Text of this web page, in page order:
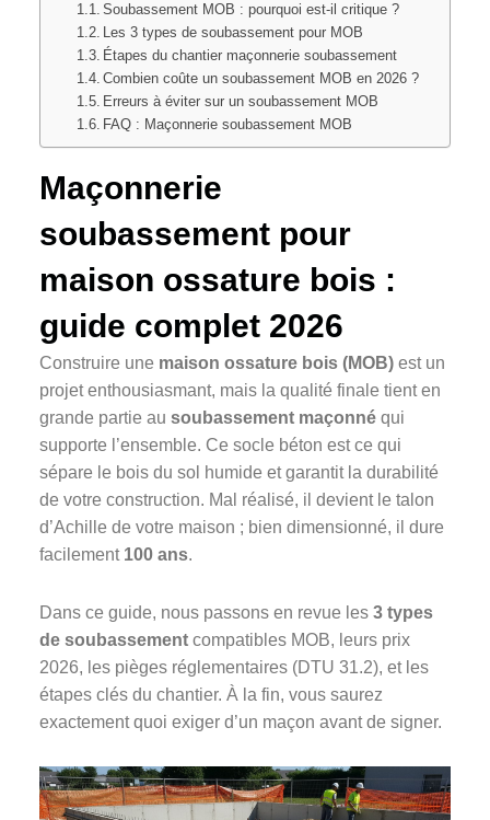
Soubassement MOB : pourquoi est-il critique ?
Les 3 types de soubassement pour MOB
Étapes du chantier maçonnerie soubassement
Combien coûte un soubassement MOB en 2026 ?
Erreurs à éviter sur un soubassement MOB
FAQ : Maçonnerie soubassement MOB
Maçonnerie
soubassement pour
maison ossature bois :
guide complet 2026
Construire une maison ossature bois (MOB) est un
projet enthousiasmant, mais la qualité finale tient en
grande partie au soubassement maçonné qui
supporte l’ensemble. Ce socle béton est ce qui
sépare le bois du sol humide et garantit la durabilité
de votre construction. Mal réalisé, il devient le talon
d’Achille de votre maison ; bien dimensionné, il dure
facilement 100 ans.
Dans ce guide, nous passons en revue les 3 types
de soubassement compatibles MOB, leurs prix
2026, les pièges réglementaires (DTU 31.2), et les
étapes clés du chantier. À la fin, vous saurez
exactement quoi exiger d’un maçon avant de signer.